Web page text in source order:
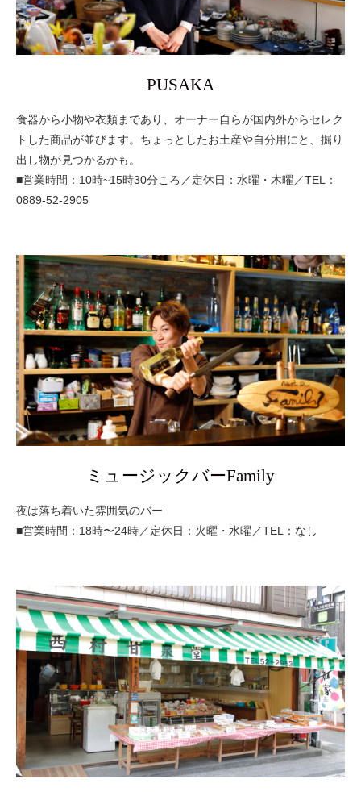
PUSAKA
食器から小物や衣類まであり、オーナー自らが国内外からセレク
トした商品が並びます。ちょっとしたお土産や自分用にと、掘り
出し物が見つかるかも。
■営業時間：10時~15時30分ころ／定休日：水曜・木曜／TEL：
0889-52-2905
ミュージックバーFamily
夜は落ち着いた雰囲気のバー
■営業時間：18時〜24時／定休日：火曜・水曜／TEL：なし